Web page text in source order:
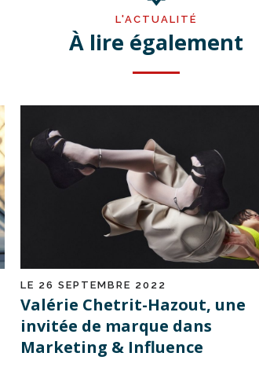
L'ACTUALITÉ
À lire également
LE 26 SEPTEMBRE 2022
Valérie Chetrit-Hazout, une
invitée de marque dans
Marketing & Influence